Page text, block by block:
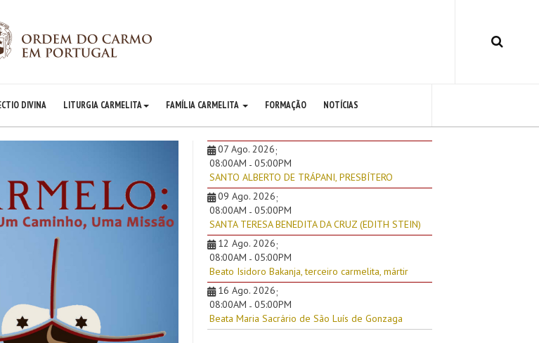
DIVINA LITURGIA CARMELITA FAMÍLIA CARMELITA FORMAÇÃO NOTÍCIAS
07 Ago. 2026;
08:00AM - 05:00PM
SANTO ALBERTO DE TRÁPANI, PRESBÍTERO
09 Ago. 2026;
08:00AM - 05:00PM
SANTA TERESA BENEDITA DA CRUZ (EDITH STEIN)
12 Ago. 2026;
08:00AM - 05:00PM
Beato Isidoro Bakanja, terceiro carmelita, mártir
16 Ago. 2026;
08:00AM - 05:00PM
Beata Maria Sacrário de São Luís de Gonzaga